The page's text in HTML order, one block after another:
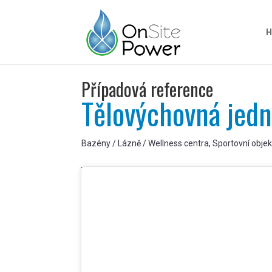
Případová reference
Tělovýchovná
Bazény / Lázně / Wellness centra, Sportovní